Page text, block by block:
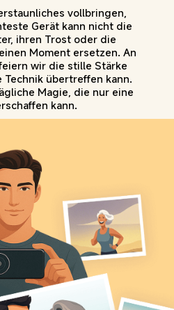
vollbringen,
Gerät kann nicht die
ihren Trost oder die
Moment ersetzen. An
wir die stille Stärke
Technik übertreffen kann.
Magie, die nur eine
kann.